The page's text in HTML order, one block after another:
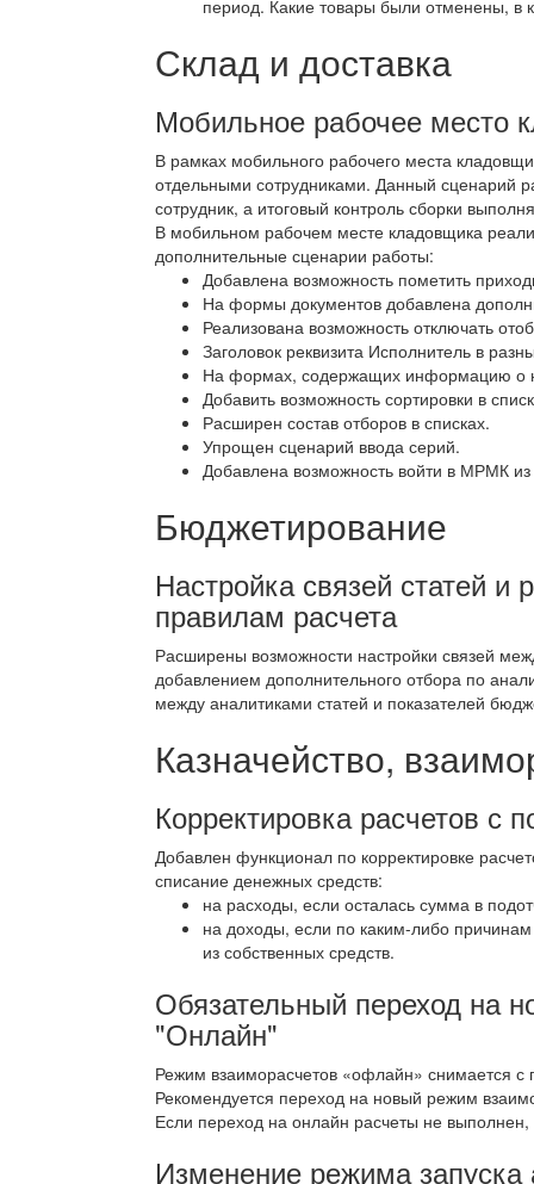
период. Какие товары были отменены, в
Склад и доставка
Мобильное рабочее место
В рамках мобильного рабочего места
отдельными сотрудниками. Данный сценарий
сотрудник, а итоговый контроль сборки
В мобильном рабочем месте кладовщика
дополнительные сценарии работы:
Добавлена возможность пометить
На формы документов добавлена
Реализована возможность отключать
Заголовок реквизита Исполнитель в
На формах, содержащих информацию о
Добавить возможность сортировки в
Расширен состав отборов в списках.
Упрощен сценарий ввода серий.
Добавлена возможность войти в МРМК
Бюджетирование
Настройка связей статей и
правилам расчета
Расширены возможности настройки связей
добавлением дополнительного отбора по
между аналитиками статей и показателей
Казначейство,
Корректировка расчетов с
Добавлен функционал по корректировке
списание денежных средств:
на расходы, если осталась сумма в
на доходы, если по каким-либо
из собственных средств.
Обязательный переход на
"Онлайн"
Режим взаиморасчетов «офлайн» снимается с
Рекомендуется переход на новый режим
Если переход на онлайн расчеты не
Изменение режима запуска